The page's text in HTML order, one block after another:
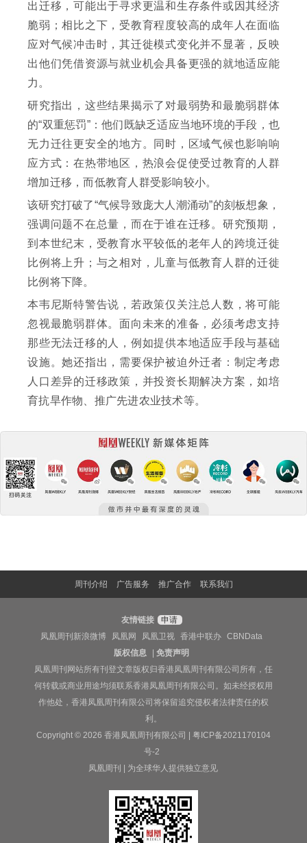
出迁移，可能出于寻求更温和生存条件或因其经济
脆弱；相比之下，受教育程度较高的成年人在面临
应对气候冲击时，其迁徙模式变化并不显著，反映
出他们凭借资源与就业机会具备更强的就地适应能
力。
研究指出，这些结果揭示了对最弱势和最脆弱群体
的“双重惩罚”：他们既缺乏适应当地环境的手段，也
无力迁往更安全的地方。同时，区域气候也影响响
应方式：在热带地区，热浪会促使受过教育的人群
增加迁移，而低教育人群受影响较小。
该研究打破了“气候导致庞大人潮涌动”的刻板想象，
强调问题不在总量，而在于谁在迁移。研究预期，
到本世纪末，受教育水平较低的老年人的跨境迁徙
比例将上升；与之相对，儿童与低教育人群的迁徙
比例将下降。
本韦尼斯特警告说，若政策仅关注总人数，将可能
忽视最脆弱群体。面向未来的准备，必须考虑支持
那些无法迁移的人，例如提供本地适应手段与基础
设施。她还指出，需要保护被迫外迁者：制定考虑
人口差异的迁移政策，并投资长期解决方案，如培
育抗旱作物、推广先进农业技术等。
周刊介绍 广告服务 推广合作 联系我们
友情链接
申请
凤凰周刊新浪微博
凤凰网 凤凰卫视 香港中联办
CBNData
版权信息
|免责声明
凤凰周刊网站所有刊登文章版权归香港凤凰周刊有限公司所有，任
何转载或商业用途均须联系香港凤凰周刊有限公司。如未经授权用
作他处，香港凤凰周刊有限公司将保留追究侵权者法律责任的权
利。
Copyright © 2026 香港凤凰周刊有限公司 | 粤ICP备2021170104
号-2
凤凰周刊 | 为全球华人提供独立意见